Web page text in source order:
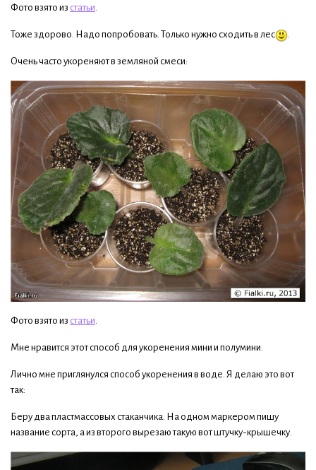
Фото взято из статьи
Тоже здорово. Надо попробовать. Только нужно сходить в лес
Очень часто укореняют в земляной смеси:
Фото взято из статьи.
Мне нравится этот способ для укоренения мини и полумини.
Лично мне приглянулся способ укоренения в воде. Я делаю это вот
так:
Беру два пластмассовых стаканчика. На одном маркером пишу
название сорта, а из второго вырезаю такую вот штучку-крышечку.